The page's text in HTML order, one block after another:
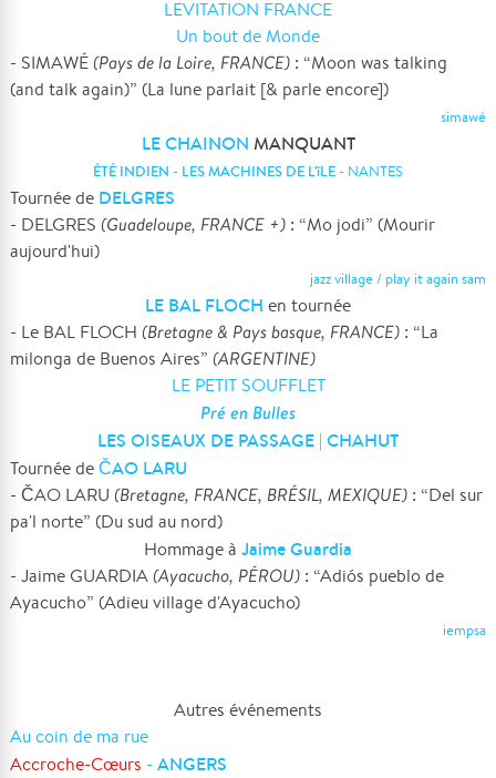
LEVITATION FRANCE
Un bout de Monde
- SIMAWÉ (Pays de la Loire, FRANCE) : “Moon was talking
(and talk again)” (La lune parlait [& parle encore])
simawé
LE CHAINON MANQUANT
ÉTÉ INDIEN - LES MACHINES DE L'îLE - NANTES
Tournée de DELGRES
- DELGRES (Guadeloupe, FRANCE +) : “Mo jodi” (Mourir
aujourd'hui)
jazz village / play it again sam
LE BAL FLOCH en tournée
- Le BAL FLOCH (Bretagne & Pays basque, FRANCE) : “La
milonga de Buenos Aires” (ARGENTINE)
LE PETIT SOUFFLET
Pré en Bulles
LES OISEAUX DE PASSAGE | CHAHUT
Tournée deČAO LARU
- ČAO LARU (Bretagne, FRANCE, BRÉSIL, MEXIQUE) : “Del sur
pa'l norte” (Du sud au nord)
Hommage à Jaime Guardia
- Jaime GUARDIA (Ayacucho, PÉROU) : “Adiós pueblo de
Ayacucho” (Adieu village d'Ayacucho)
iempsa
Autres événements
Au coin de ma rue
Accroche-Cœurs -ANGERS